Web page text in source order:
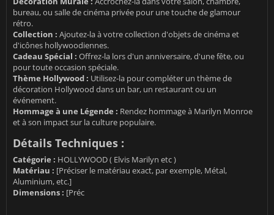
bureau, ou salle de cinéma privée pour une touche de glamour
rétro.
Collection : Ajoutez-la à votre collection d'objets de cinéma et
d'icônes hollywoodiennes.
Cadeau Spécial : Offrez-la lors d'un anniversaire, d'une fête, ou
pour toute occasion spéciale.
Thème Hollywood : Utilisez-la pour compléter un thème de
décoration Hollywood dans un bar, un restaurant ou un
événement.
Hommage à une Légende : Rendez hommage à Marilyn Monroe
et à son impact sur la culture populaire.
Détails Techniques :
Catégorie : HOLLYWOOD ( Elvis Marilyn etc )
Matériau : [Préciser le matériau exact, par exemple, Métal,
Aluminium, etc.]
Dimensions : [Préc